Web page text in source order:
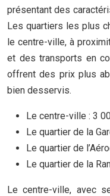
présentant des
Les quartiers les plus
le centre-ville, à
et des transports en
offrent des prix plus
bien desservis.
Le centre-ville : 3
Le quartier de la
Le quartier de
Le quartier de la
Le centre-ville, avec